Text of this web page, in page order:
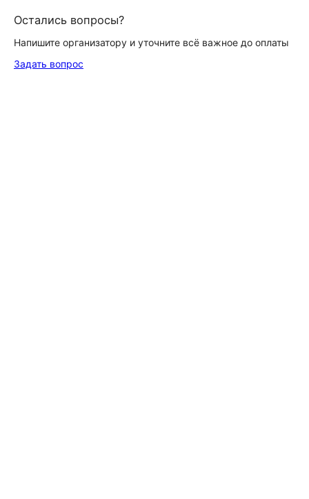
Остались вопросы?
Напишите организатору и уточните всё важное до оплаты
Задать вопрос